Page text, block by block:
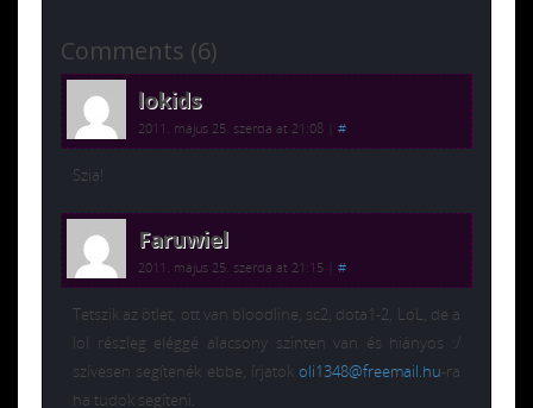
Comments (6)
lokids
2011. május 25. szerda at 21:08 #
Szia!
Faruwiel
2011. május 25. szerda at 21:15 #
Tetszik az ötlet, ott van bloodline, sc2, dota1-2, LoL, de a
lol részleg eléggé alacsony szinten van és hiányos :/
szívesen segítenék ebbe, írjatok oli1348@freemail.hu-ra
ha tudok segíteni.